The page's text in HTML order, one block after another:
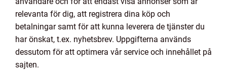
relevanta för dig, att registrera dina köp och
betalningar samt för att kunna leverera de tjänster du
har önskat, t.ex. nyhetsbrev. Uppgifterna används
dessutom för att optimera vår service och innehållet på
sajten.